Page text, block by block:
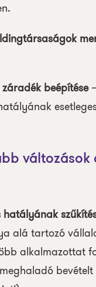
beépítése
változások
hatályának
alá tartozó
alkalmazottat